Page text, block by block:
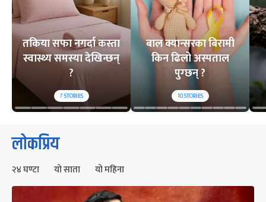
तकिया सफा नगर्दा कस्ता
स्वास्थ्य समस्या देखिन्छन्
?
7STORIES
बाल क्यान्सरका बिरामी
किन ढिलो अस्पताल
पुग्छन् ?
10STORIES
लोकप्रिय
२४ घण्टा यो साता यो महिना